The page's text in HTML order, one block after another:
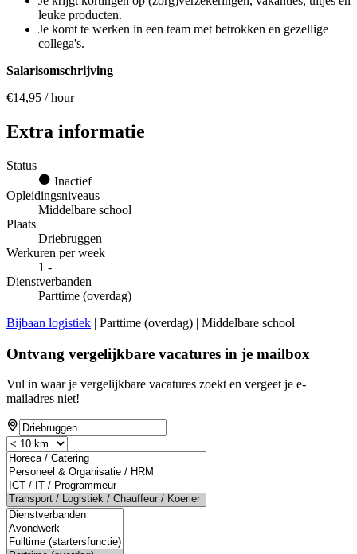
leuke producten.
Je komt te werken in een team met betrokken en gezellige
collega's.
Salarisomschrijving
€14,95 / hour
Extra informatie
Status
Inactief
Opleidingsniveaus
Middelbare school
Plaats
Driebruggen
Werkuren per week
1 -
Dienstverbanden
Parttime (overdag)
Bijbaan logistiek | Parttime (overdag) | Middelbare school
Ontvang vergelijkbare vacatures in je mailbox
Vul in waar je vergelijkbare vacatures zoekt en vergeet je e-
mailadres niet!
If
you
are
a
human,
ignore
this
field